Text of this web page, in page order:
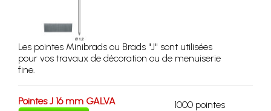
Les pointes Minibrads ou Brads "J" sont utilisées
pour vos travaux de décoration ou de menuiserie
fine.
Pointes J 16 mm GALVA
1000 pointes